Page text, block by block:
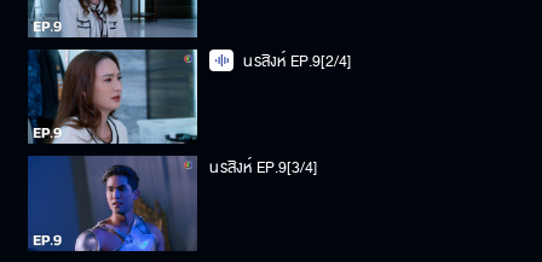
นรสิงห์ EP.9[2/4]
นรสิงห์ EP.9[3/4]